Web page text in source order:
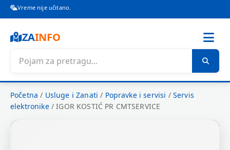
Vreme nije učitano.
ZAINFO
Početna / Usluge i Zanati / Popravke i servisi / Servis
elektronike/IGOR KOSTIĆ PR CMTSERVICE